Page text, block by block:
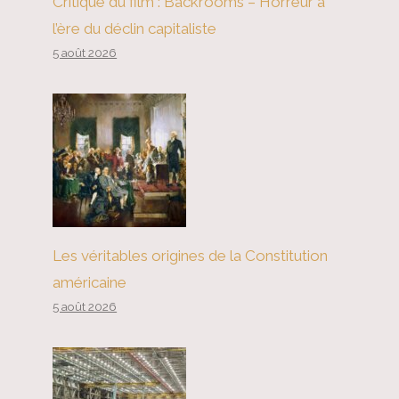
l’ère du déclin capitaliste
5 août 2026
Les véritables origines de la Constitution
américaine
5 août 2026